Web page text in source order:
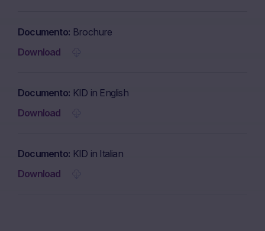
Documento Brochure
Download
Documento KID in English
Download
Documento KID in Italian
Download